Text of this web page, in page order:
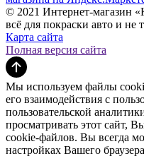
© 2021 Интернет-магазин
всё для покраски авто и не
Карта сайта
Полная версия сайта
Мы используем файлы
его взаимодействия с
пользовательской
просматривать этот сайт,
cookie-файлов. Вы всегда
настройках Вашего